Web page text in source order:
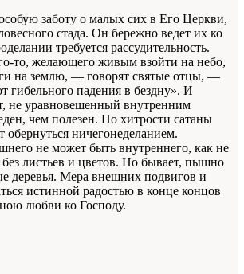
заботу о малых сих в Его Церкви,
стада. Он бережно ведет их ко
требуется рассудительность.
то, желающего живым взойти на небо,
на землю, — говорят святые отцы, —
гибельного падения в бездну». И
не уравновешенный внутренним
чем полезен. По хитрости сатаны
обернуться ничегонеделанием.
не может быть внутреннего, как не
листьев и цветов. Но бывает, пышно
деревья. Мера внешних подвигов и
истинной радостью в конце концов
любви ко Господу.